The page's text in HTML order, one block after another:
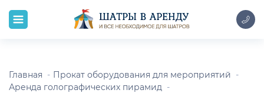
Главная
Прокат оборудования для мероприятий
Аренда голографических пирамид